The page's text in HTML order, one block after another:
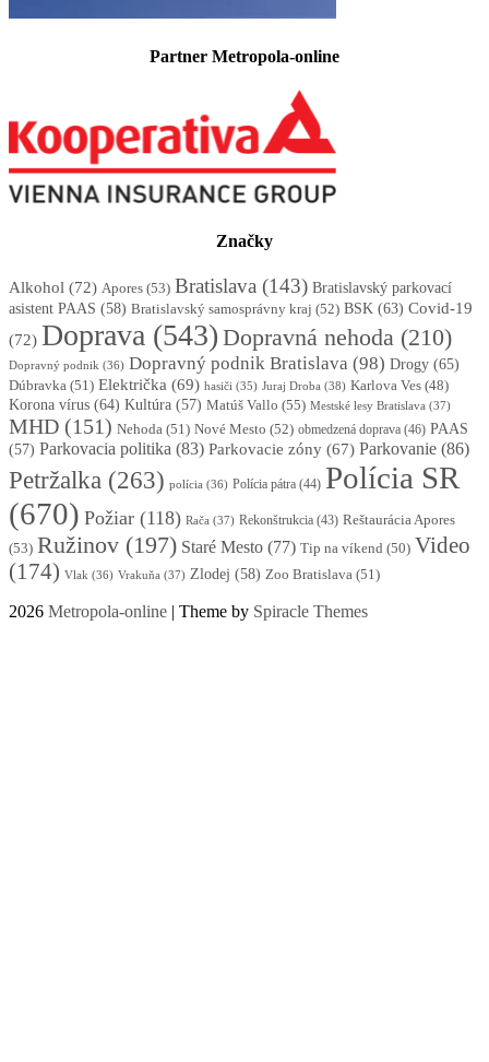
Partner Metropola-online
Značky
Alkohol (72) Apores (53) Bratislava (143) Bratislavský parkovací
asistent PAAS (58) Bratislavský samosprávny kraj (52) BSK (63) Covid-19
(72) Doprava (543) Dopravná nehoda (210)
Dopravný podnik (36) Dopravný podnik Bratislava (98) Drogy (65)
Dúbravka (51) Električka (69) hasiči (35) Juraj Droba (38) Karlova Ves (48)
Korona vírus (64) Kultúra (57) Matúš Vallo (55) Mestské lesy Bratislava (37)
MHD (151) Nehoda (51) Nové Mesto (52) obmedzená doprava (46) PAAS
(57) Parkovacia politika (83) Parkovacie zóny (67) Parkovanie (86)
Petržalka (263) polícia (36) Polícia pátra (44) Polícia SR
(670) Požiar (118) Rača (37) Rekonštrukcia (43) Reštaurácia Apores
(53) Ružinov (197) Staré Mesto (77) Tip na víkend (50) Video
(174) Vlak (36) Vrakuňa (37) Zlodej (58) Zoo Bratislava (51)
2026 Metropola-online | Theme by Spiracle Themes